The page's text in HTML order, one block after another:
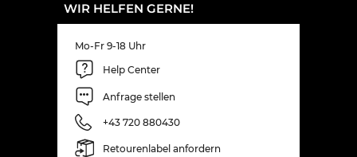
WIR HELFEN GERNE!
Mo-Fr 9-18 Uhr
Help Center
Anfrage stellen
+43 720 880430
Retourenlabel anfordern